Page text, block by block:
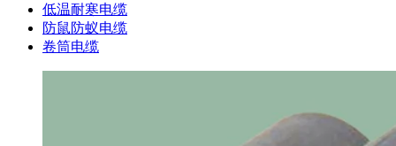
低温耐寒电缆
防鼠防蚁电缆
卷筒电缆